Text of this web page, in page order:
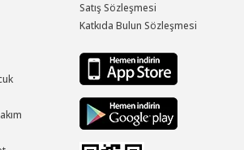
Satış Sözleşmesi
Katkıda Bulun Sözleşmesi